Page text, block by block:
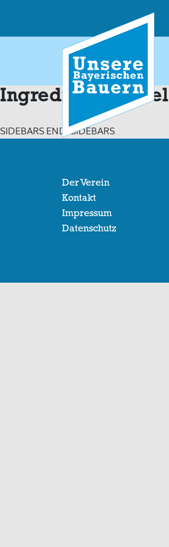
content
Ingredients:
SIDEBARS END: SIDEBARS
Der Verein
Kontakt
Impressum
Datenschutz